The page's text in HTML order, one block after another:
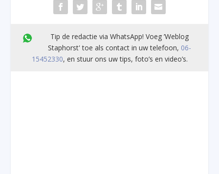
Tip de redactie via WhatsApp! Voeg ’Weblog
Staphorst' toe als contact in uw telefoon, 06-
15452330, en stuur ons uw tips, foto’s en video’s.